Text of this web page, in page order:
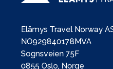
Elämys Travel Norway
NO929840178MVA
Sognsveien 75F
0855 Oslo, Norge